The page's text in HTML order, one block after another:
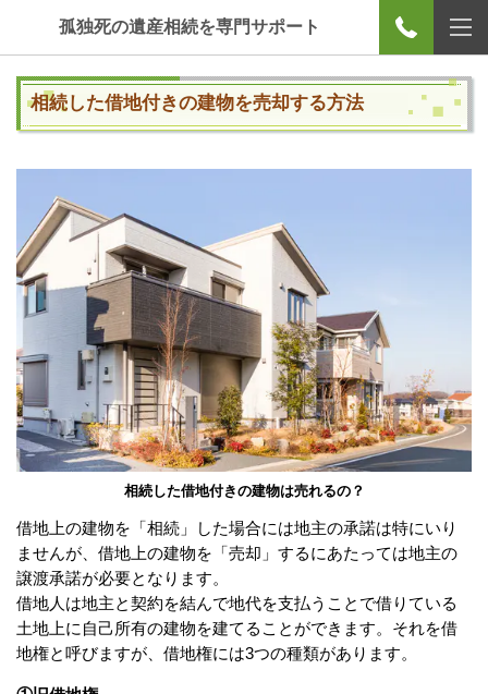
孤独死の遺産相続を専門サポート
相続した借地付きの建物を売却する方法
相続した借地付きの建物は売れるの？
借地上の建物を「相続」した場合には地主の承諾は特にいり
ませんが、借地上の建物を「売却」するにあたっては地主の
譲渡承諾が必要となります。
借地人は地主と契約を結んで地代を支払うことで借りている
土地上に自己所有の建物を建てることができます。それを借
地権と呼びますが、借地権には3つの種類があります。